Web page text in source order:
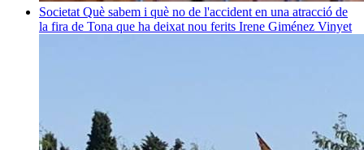
Societat Què sabem i què no de l'accident en una atracció de
la fira de Tona que ha deixat nou ferits Irene Giménez Vinyet